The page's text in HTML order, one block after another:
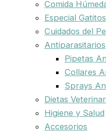
Comida
Especial Gatitos
Cuidados del
Antiparasitarios
Pipetas
Collares
Sprays
Dietas
Higiene y Salud
Accesorios